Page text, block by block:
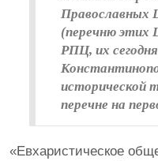
Православных
(перечню этих
РПЦ, их
исторической
перечне на
«Евхаристическое